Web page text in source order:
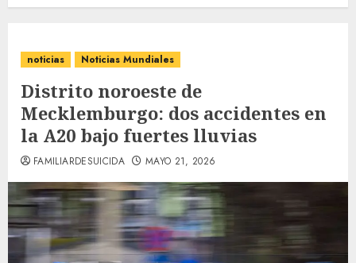
noticias Noticias Mundiales
Distrito noroeste de
Mecklemburgo: dos accidentes en
la A20 bajo fuertes lluvias
FAMILIARDESUICIDA MAYO 21, 2026